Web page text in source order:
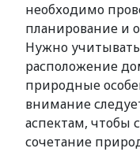
необходимо
планирование и
Нужно
расположение
природные
внимание
аспектам, чтобы
сочетание